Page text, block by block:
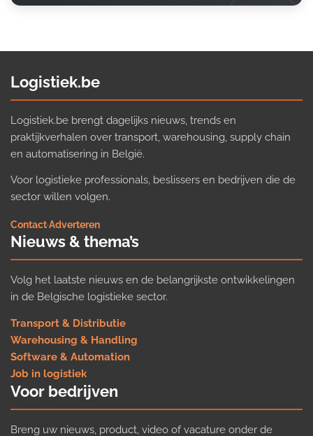
Logistiek.be
Logistiek.be brengt dagelijks nieuws, trends en
praktijkverhalen over transport, warehousing, supply chain
en automatisering in België.
Voor logistieke professionals, beslissers en bedrijven die de
sector willen volgen.
Contact·Adverteren
Nieuws & thema’s
Volg het laatste nieuws en de belangrijkste ontwikkelingen
in de Belgische logistieke sector.
Transport & Distributie
Warehousing & Handling
Software & Automation
Job in logistiek
Voor bedrijven
Breng uw nieuws, product, video of vacature onder de